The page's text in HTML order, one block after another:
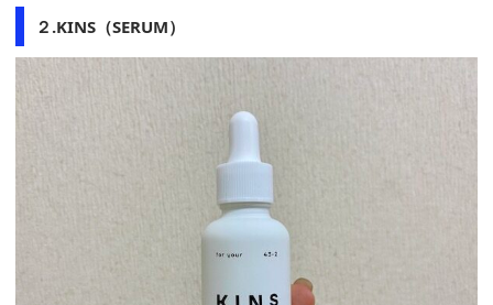
２.KINS（SERUM）